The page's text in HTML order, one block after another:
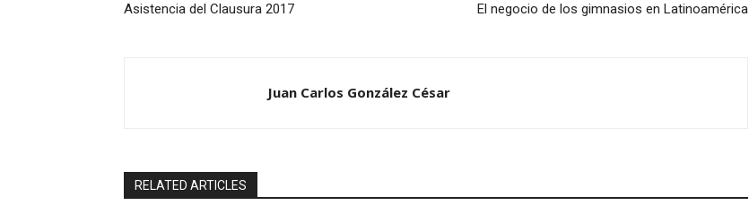
Asistencia del Clausura 2017 El negocio de los gimnasios en Latinoamérica
Juan Carlos González César
RELATED ARTICLES